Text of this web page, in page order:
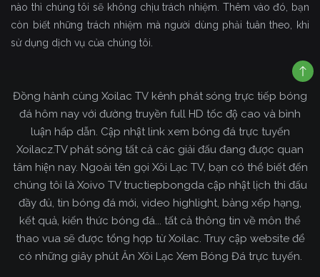
nào thì chúng tôi sẽ không chịu trách nhiệm. Thêm vào đó, bạn
còn biết những trách nhiệm mà người dùng phải tuân theo, khi
sử dụng dịch vụ của chúng tôi.
Đồng hành cùng Xoilac TV kênh phát sóng trực tiếp bóng
đá hôm nay với đường truyền full HD tốc độ cao và bình
luận hấp dẫn. Cập nhật link xem bóng đá trực tuyến
Xoilacz.TV phát sóng tất cả các giải đấu đang được quan
tâm hiện nay. Ngoài tên gọi Xôi Lạc TV, bạn có thể biết đến
chúng tôi là Xoivo TV tructiepbongda cập nhật lịch thi đấu
đầy đủ, tin bóng đá mới, video highlight, bảng xếp hạng,
kết quả, kiến thức bóng đá... tất cả thông tin về môn thể
thao vua sẽ được tổng hợp từ Xoilac. Truy cập website để
có những giây phút Ăn Xôi Lạc Xem Bóng Đá trực tuyến.